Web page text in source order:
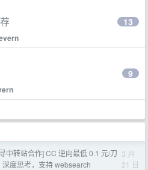
13
9
中转站合作] CC 逆向最低 0.1 元/刀
深度思考，支持 websearch
3 月
21 日